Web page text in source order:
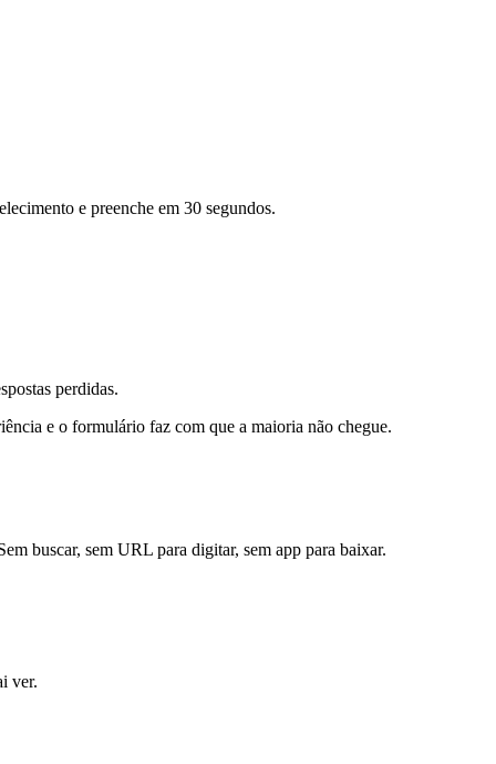
e preenche em 30 segundos.
perdidas.
e o formulário faz com que a maioria não chegue.
buscar, sem URL para digitar, sem app para baixar.
ver.